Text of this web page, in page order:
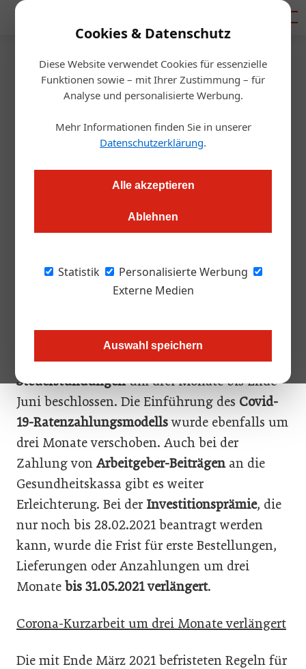
Cookies & Datenschutz
Diese Website verwendet Cookies für essenzielle
Funktionen sowie – mit Ihrer Zustimmung – für
Analyse und personalisierte Werbung.
Mehr Informationen finden Sie in unserer
Datenschutzerklärung.
Alle akzeptieren
Ablehnen
Statistik
Personalisierte Werbung
Externe Medien
Auswahl speichern
Startseite/Gastro & Hotel
Hilfen im Überblick und Details
zum Ausfallbonus
Wir haben alle Details zu aktuellen Hilfen und
Unterstützungen zusammengefasst. Neu: Steuerstundungen
Update vom 25. Februar 2021:
Der Nationalrat hat dieVerlängerung der
Steuerstundungenum drei Monate bis Ende
Juni beschlossen. Die Einführung des Covid-
19-Ratenzahlungsmodellswurde ebenfalls um
drei Monate verschoben. Auch bei der
Zahlung von Arbeitgeber-Beiträgenan die
Gesundheitskassa gibt es weiter
Erleichterung. Bei der Investitionsprämie, die
nur noch bis 28.02.2021 beantragt werden
kann, wurde die Frist für erste Bestellungen,
Lieferungen oder Anzahlungen um drei
Monate bis 31.05.2021 verlängert.
Corona-Kurzarbeit um drei Monate verlängert
Die mit Ende März 2021 befristeten Regeln für